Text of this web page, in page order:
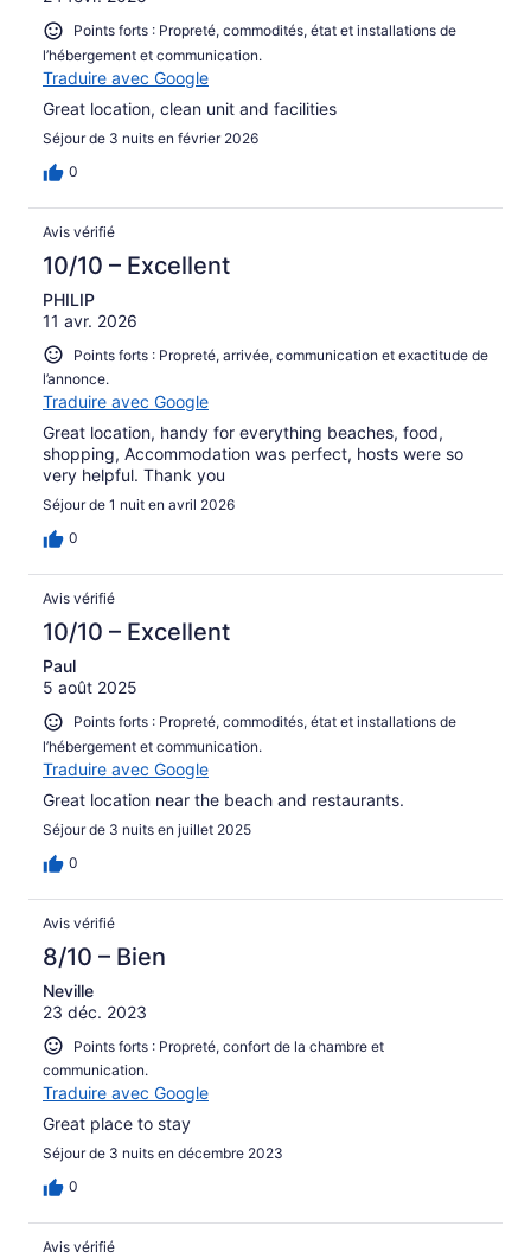
Points forts : Propreté, commodités, état et installations de
l’hébergement et communication.
Traduire avec Google
Great location, clean unit and facilities
Séjour de 3 nuits en février 2026
0
Avis vérifié
10/10 – Excellent
PHILIP
11 avr. 2026
Points forts : Propreté, arrivée, communication et exactitude de
l’annonce.
Traduire avec Google
Great location, handy for everything beaches, food,
shopping, Accommodation was perfect, hosts were so
very helpful. Thank you
Séjour de 1 nuit en avril 2026
0
Avis vérifié
10/10 – Excellent
Paul
5 août 2025
Points forts : Propreté, commodités, état et installations de
l’hébergement et communication.
Traduire avec Google
Great location near the beach and restaurants.
Séjour de 3 nuits en juillet 2025
0
Avis vérifié
8/10 – Bien
Neville
23 déc. 2023
Points forts : Propreté, confort de la chambre et
communication.
Traduire avec Google
Great place to stay
Séjour de 3 nuits en décembre 2023
0
Avis vérifié